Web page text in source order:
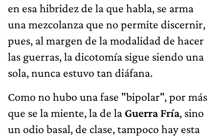
en esa hibridez de la que habla, se arma
una mezcolanza que no permite discernir,
pues, al margen de la modalidad de hacer
las guerras, la dicotomía sigue siendo una
sola, nunca estuvo tan diáfana.
Como no hubo una fase "bipolar", por más
que se la miente, la de la Guerra Fría, sino
un odio basal, de clase, tampoco hay esta